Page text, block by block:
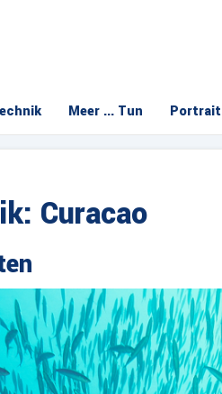
Meer ... Tun Portrait
Curacao